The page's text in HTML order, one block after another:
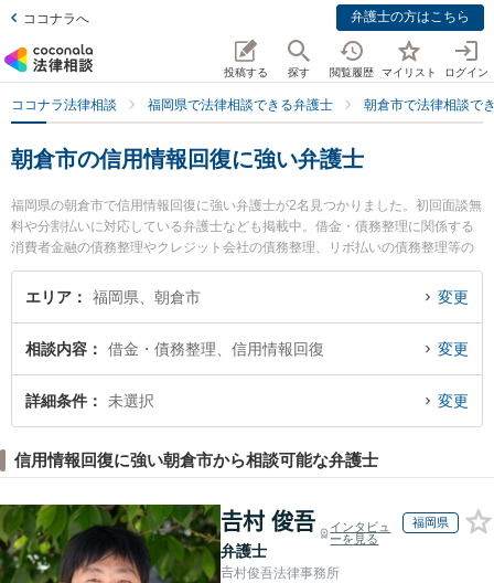
ココナラへ 弁護士の方はこちら
投稿する 探す 閲覧履歴 マイリスト ログイン
ココナラ法律相談 福岡県で法律相談できる弁護士 朝倉市で法律相談で
朝倉市の信用情報回復に強い弁護士
福岡県の朝倉市で信用情報回復に強い弁護士が2名見つかりました。初回面談無
料や分割払いに対応している弁護士なども掲載中。借金・債務整理に関係する
消費者金融の債務整理やクレジット会社の債務整理、リボ払いの債務整理等の
細かな分野での絞り込み検索もでき便利です。特に弁護士法人松本・永野法律
事務所 朝倉事務所の三浦 修平弁護士や弁護士法人松本・永野法律事務所 朝倉
ぐに弁護士に相談したい』『信用情報回復のトラブル解決の実績豊富な近くの
弁護士を検索したい』『初回相談無料で信用情報回復を法律相談できる朝倉市
内の弁護士に相談予約したい』などでお困りの相談者さんにおすすめです。
エリア 福岡県、朝倉市 変更
相談内容 借金・債務整理、信用情報回復 変更
詳細条件 未選択 変更
信用情報回復に強い朝倉市から相談可能な弁護士
𠮷村 俊吾
弁護士
インタビュ
ーを見る
福岡県
𠮷村俊吾法律事務所